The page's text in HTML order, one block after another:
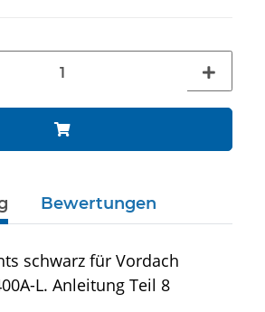
Bewertungen
schwarz für Vordach
L. Anleitung Teil 8